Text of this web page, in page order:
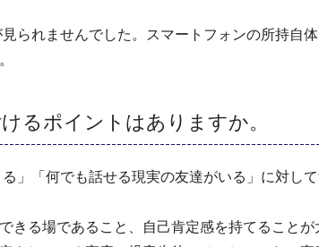
られませんでした。スマートフォンの所持自
るポイントはありますか。
」「何でも話せる現実の友達がいる」に対し
きる場であること、自己肯定感を持てることが